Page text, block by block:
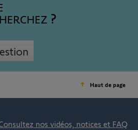
Haut de page
nos vidéos, notices et FAQ